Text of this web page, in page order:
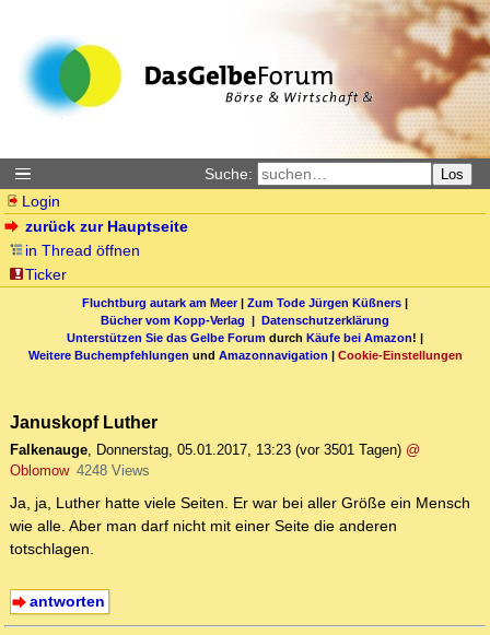
Suche: Los
Login
zurück zur Hauptseite
in Thread öffnen
Ticker
Fluchtburg autark am Meer| Zum Tode Jürgen Küßners |
Bücher vom Kopp-Verlag | Datenschutzerklärung
Unterstützen Sie das Gelbe Forum durch Käufe bei Amazon! |
Weitere Buchempfehlungen und Amazonnavigation | Cookie-Einstellungen
Januskopf Luther
Falkenauge, Donnerstag, 05.01.2017, 13:23 (vor 3501 Tagen) @
Oblomow 4248 Views
Ja, ja, Luther hatte viele Seiten. Er war bei aller Größe ein Mensch
wie alle. Aber man darf nicht mit einer Seite die anderen
totschlagen.
antworten